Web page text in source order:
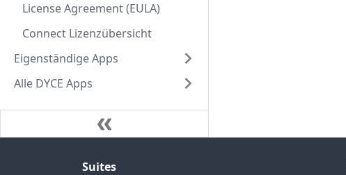
License Agreement (EULA)
Connect Lizenzübersicht
Eigenständige Apps
Alle DYCE Apps
Suites